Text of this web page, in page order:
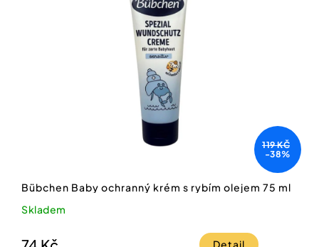
119 KČ
-38%
Bübchen Baby ochranný krém s rybím olejem 75 ml
Skladem
Detail